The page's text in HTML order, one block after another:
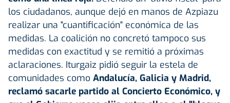
los ciudadanos, aunque dejó en manos de Azpiazu
realizar una "cuantificación" económica de las
medidas. La coalición no concretó tampoco sus
medidas con exactitud y se remitió a próximas
aclaraciones. Iturgaiz pidió seguir la estela de
comunidades como Andalucía, Galicia y Madrid,
reclamó sacarle partido al Concierto Económico, y